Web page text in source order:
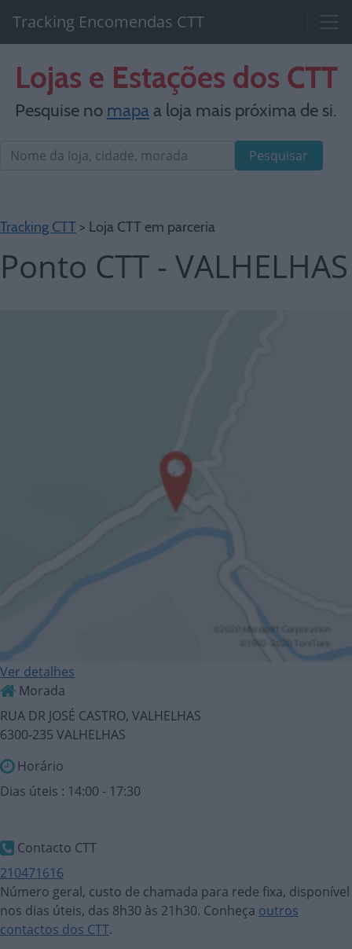
Tracking Encomendas CTT
Lojas e Estações dos CTT
Pesquise no mapaa loja mais próxima de si.
Pesquisar
Tracking CTT > Loja CTT em parceria
Ponto CTT - VALHELHAS
Ver detalhes
Morada
RUA DR JOSÉ CASTRO, VALHELHAS
6300-235 VALHELHAS
Horário
Dias úteis : 14:00 - 17:30
Contacto CTT
210471616
Número geral, custo de chamada para rede fixa, disponível
nos dias úteis, das 8h30 às 21h30. Conheça outros
contactos dos CTT.